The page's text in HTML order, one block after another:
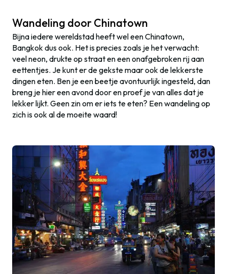
Wandeling door Chinatown
Bijna iedere wereldstad heeft wel een Chinatown,
Bangkok dus ook. Het is precies zoals je het verwacht:
veel neon, drukte op straat en een onafgebroken rij aan
eettentjes. Je kunt er de gekste maar ook de lekkerste
dingen eten. Ben je een beetje avontuurlijk ingesteld, dan
breng je hier een avond door en proef je van alles dat je
lekker lijkt. Geen zin om er iets te eten? Een wandeling op
zich is ook al de moeite waard!